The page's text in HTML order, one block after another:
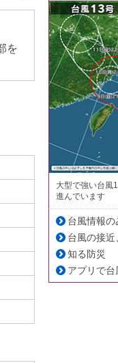
を
大型で強い台風
進んでいます
台風情報の
台風の接近
知る防災
アプリで